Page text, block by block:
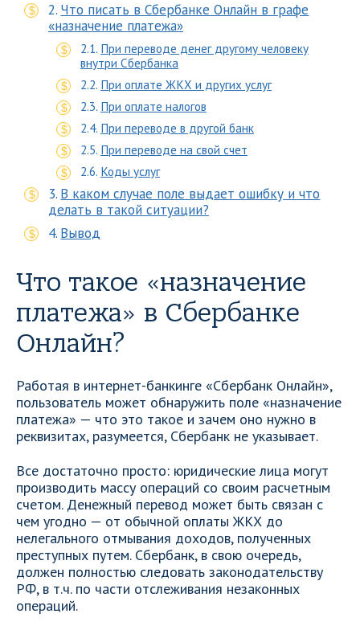
Что писать в Сбербанке Онлайн в графе
«назначение платежа»
При переводе денег другому человеку
внутри Сбербанка
При оплате ЖКХ и других услуг
При оплате налогов
При переводе в другой банк
При переводе на свой счет
Коды услуг
В каком случае поле выдает ошибку и что
делать в такой ситуации?
Вывод
Что такое «назначение
платежа» в Сбербанке
Онлайн?
Работая в интернет-банкинге «Сбербанк Онлайн»,
пользователь может обнаружить поле «назначение
платежа» — что это такое и зачем оно нужно в
реквизитах, разумеется, Сбербанк не указывает.
Все достаточно просто: юридические лица могут
производить массу операций со своим расчетным
счетом. Денежный перевод может быть связан с
чем угодно — от обычной оплаты ЖКХ до
нелегального отмывания доходов, полученных
преступных путем. Сбербанк, в свою очередь,
должен полностью следовать законодательству
РФ, в т.ч. по части отслеживания незаконных
операций.